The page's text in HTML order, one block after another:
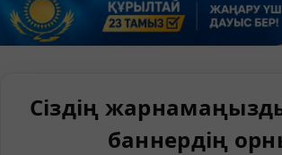
Сіздің
баннердің